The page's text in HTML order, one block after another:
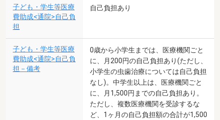
子ども・学生等医療
費助成<通院>自己負
担
自己負担あり
子ども・学生等医療
費助成<通院>自己負
担－備考
0歳から小学生までは、医療機関ごと
に、月200円の自己負担あり(ただし、
小学生の虫歯治療については自己負担
なし)。中学生以上は、医療機関ごと
に、月1,500円までの自己負担あり。
ただし、複数医療機関を受診するな
ど、1ヶ月の自己負担額の合計が1,500